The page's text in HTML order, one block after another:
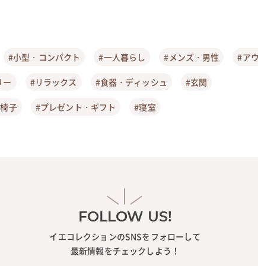
#小型・コンパクト #一人暮らし #メンズ・男性 #ア
ー #リラックス #食器・ディッシュ #玄関
子 #プレゼント・ギフト #寝室
FOLLOW US!
イエコレクションのSNSをフォローして
最新情報をチェックしよう！